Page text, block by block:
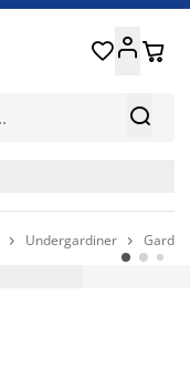

 
 Undergardiner  Gardin